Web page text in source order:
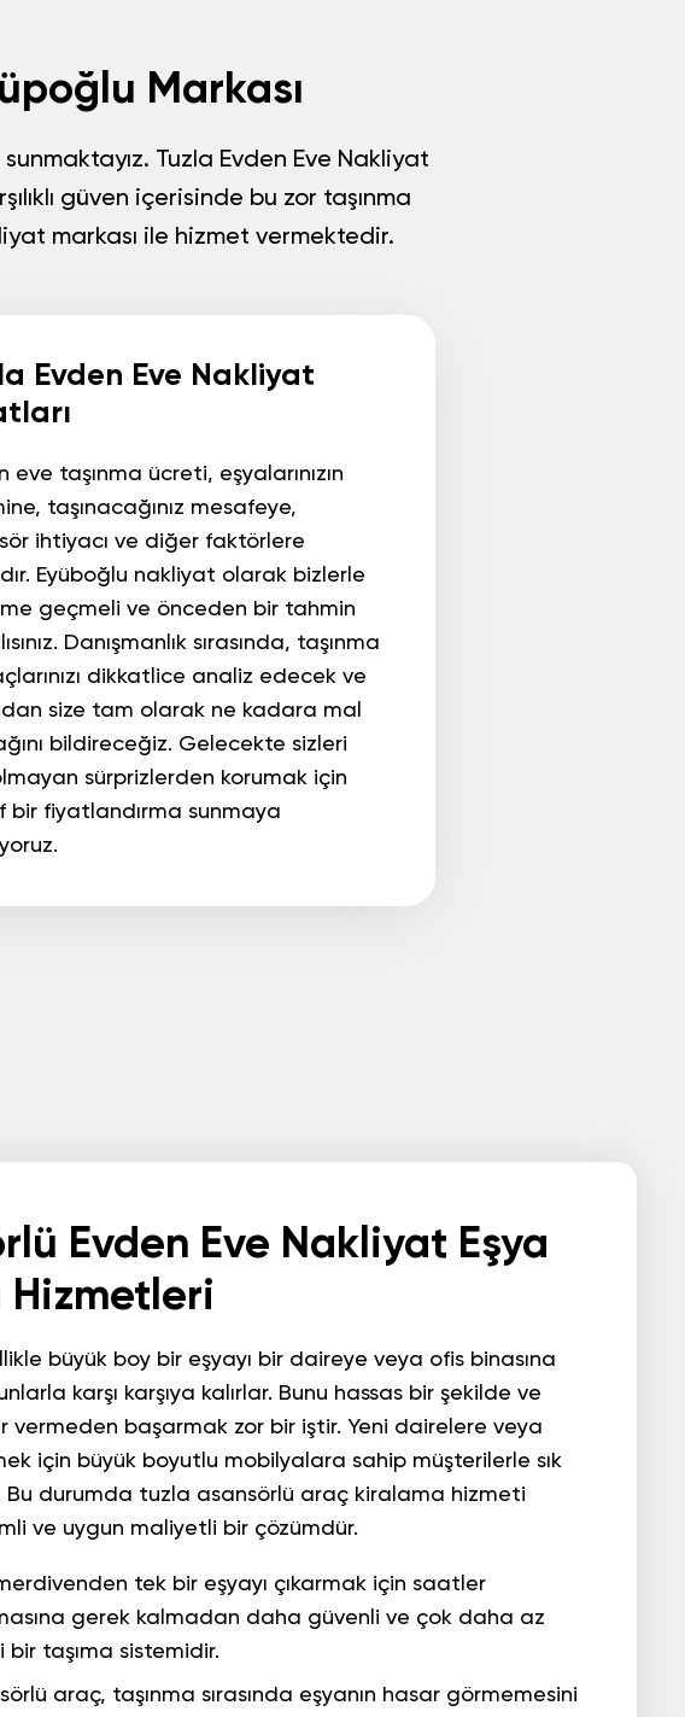
Markası
Tuzla Evden Eve Nakliyat
güven içerisinde bu zor taşınma
markası ile hizmet vermektedir.
Evden Eve Nakliyat
eve taşınma ücreti, eşyalarınızın
taşınacağınız mesafeye,
ihtiyacı ve diğer faktörlere
Eyüboğlu nakliyat olarak bizlerle
geçmeli ve önceden bir tahmin
Danışmanlık sırasında, taşınma
dikkatlice analiz edecek ve
size tam olarak ne kadara mal
bildireceğiz. Gelecekte sizleri
sürprizlerden korumak için
bir fiyatlandırma sunmaya
Evden Eve Nakliyat Eşya
Hizmetleri
büyük boy bir eşyayı bir daireye veya ofis binasına
karşı karşıya kalırlar. Bunu hassas bir şekilde ve
vermeden başarmak zor bir iştir. Yeni dairelere veya
için büyük boyutlu mobilyalara sahip müşterilerle sık
Bu durumda tuzla asansörlü araç kiralama hizmeti
ve uygun maliyetli bir çözümdür.
tek bir eşyayı çıkarmak için saatler
gerek kalmadan daha güvenli ve çok daha az
bir taşıma sistemidir.
araç, taşınma sırasında eşyanın hasar görmemesini